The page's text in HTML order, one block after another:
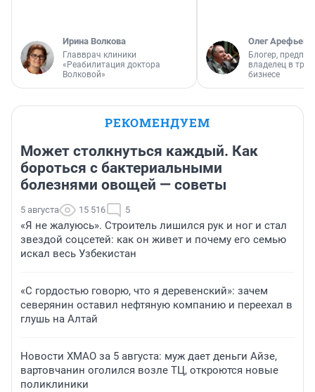
Ирина Волкова
Главврач клиники
«Реабилитация доктора
Волковой»
Олег Арефьев
Блогер,
владелец в
бизнесе
РЕКОМЕНДУЕМ
Может столкнуться каждый. Как
бороться с бактериальными
болезнями овощей — советы
5 августа 15 516 5
«Я не жалуюсь». Строитель лишился рук и ног и стал
звездой соцсетей: как он живет и почему его семью
искал весь Узбекистан
«С гордостью говорю, что я деревенский»: зачем
северянин оставил нефтяную компанию и переехал в
глушь на Алтай
Новости ХМАО за 5 августа: муж дает деньги Айзе,
вартовчанин оголился возле ТЦ, откроются новые
поликлиники